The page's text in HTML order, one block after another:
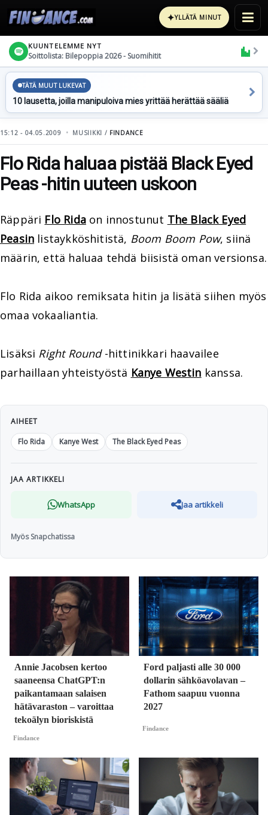
✦YLLÄTÄ MINUT
KUUNTELEMME NYT
Soittolista: Bilepoppia 2026 - Suomihitit
TÄTÄ MUUT LUKEVAT
10 lausetta, joilla manipuloiva mies yrittää herättää sääliä
15:12 - 04.05.2009 MUSIIKKI / FINDANCE
Flo Rida haluaa pistää Black Eyed
Peas -hitin uuteen uskoon
Räppäri Flo Ridaon innostunut The Black Eyed
Peasin listaykköshitistä, Boom Boom Pow, siinä
määrin, että haluaa tehdä biisistä oman versionsa.
Flo Rida aikoo remiksata hitin ja lisätä siihen myös
omaa vokaaliantia.
Lisäksi Right Round-hittinikkari haavailee
parhaillaan yhteistyöstä Kanye Westin kanssa.
AIHEET
Flo Rida
Kanye West The Black Eyed Peas
JAA ARTIKKELI
WhatsApp Jaa artikkeli
Myös Snapchatissa
Annie Jacobsen kertoo
saaneensa ChatGPT:n
paikantamaan salaisen
hätävaraston – varoittaa
tekoälyn bioriskistä
Findance
Ford paljasti alle 30 000
dollarin sähköavolavan –
Fathom saapuu vuonna
2027
Findance